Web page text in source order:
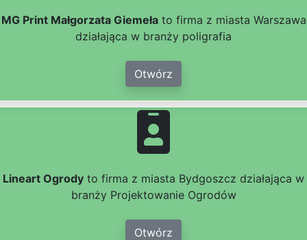
MG Print Małgorzata Giemełato firma z miasta Warszawa
działająca w branży poligrafia
Otwórz
Lineart Ogrody to firma z miasta Bydgoszcz działająca w
branży Projektowanie Ogrodów
Otwórz